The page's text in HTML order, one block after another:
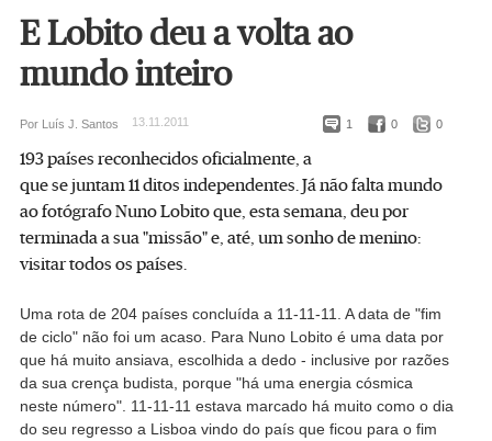
E Lobito deu a volta ao
mundo inteiro
1 0 0
Por Luís J. Santos 13.11.2011
193 países reconhecidos oficialmente, a
que se juntam 11 ditos independentes. Já não falta mundo
ao fotógrafo Nuno Lobito que, esta semana, deu por
terminada a sua "missão" e, até, um sonho de menino:
visitar todos os países.
Uma rota de 204 países concluída a 11-11-11. A data de "fim
de ciclo" não foi um acaso. Para Nuno Lobito é uma data por
que há muito ansiava, escolhida a dedo - inclusive por razões
da sua crença budista, porque "há uma energia cósmica
neste número". 11-11-11 estava marcado há muito como o dia
do seu regresso a Lisboa vindo do país que ficou para o fim